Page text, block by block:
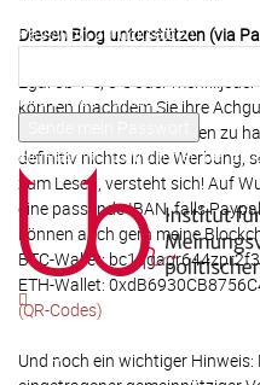
Passwort zurücksetzen
Ihre E-Mail-Adresse
Ein Passwort wird Ihnen per
Diesen Blog unterstützen (via
Egal ob 1 €, 5 € oder
können (nachdem Sie ihre
hilft, diesen Blog am Leben zu
definitiv nichts in die Werbung,
zum Lesen, versteht sich! Auf
eine passende IBAN, falls
können auch gern meine
BTC-Wallet:
ETH-Wallet:
(QR-Codes)
Und noch ein wichtiger